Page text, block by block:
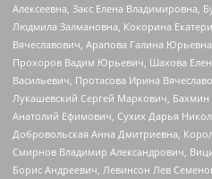
Алексеевна, Закс Елена Владимировна,
Людмила Залмановна, Кокорина
Вячеславович, Арапова Галина
Прохоров Вадим Юрьевич, Шахова
Васильевич, Протасова Ирина
Лукашевский Сергей Маркович,
Анатолий Ефимович, Сухих Дарья
Добровольская Анна Дмитриевна,
Смирнов Владимир Александрович,
Борис Андреевич, Левинсон Лев